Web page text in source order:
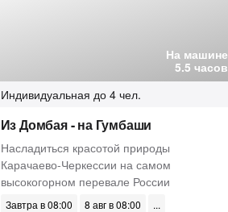
На машине
5.5 часов
Индивидуальная до 4 чел.
Из Домбая - на Гумбаши
Насладиться красотой природы
Карачаево-Черкессии на самом
высокогорном перевале России
Завтра в 08:00
8 авг в 08:00